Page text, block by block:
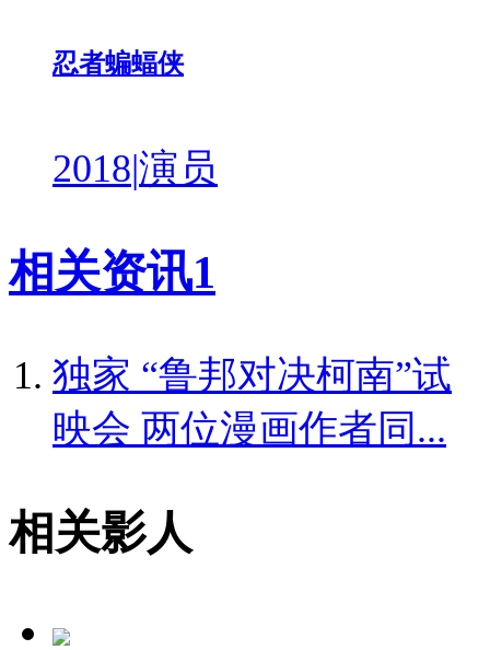
忍者蝙蝠侠
2018|演员
相关资讯1
独家 “鲁邦对决柯南”试
映会 两位漫画作者同...
相关影人